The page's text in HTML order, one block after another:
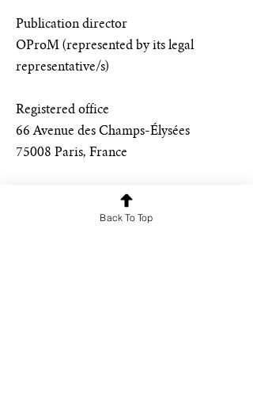
Publication director
OProM (represented by its legal
representative/s)
Registered office
66 Avenue des Champs-Élysées
75008 Paris, France
This website is hosted by Wix.com Inc.
Back To Top